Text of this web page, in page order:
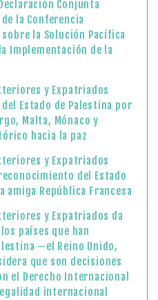
Conjunta
la Conferencia
la Solución Pacífica
Implementación de la
y Expatriados
Estado de Palestina por
Malta, Mónaco y
hacia la paz
y Expatriados
del Estado
amiga República Francesa
y Expatriados da
países que han
—el Reino Unido,
que son decisiones
el Derecho Internacional
internacional